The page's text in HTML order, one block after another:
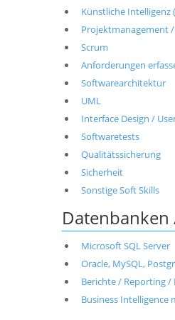
Künstliche Intelligenz
Projektmanagement
Scrum
Anforderungen
Softwarearchitektur
UML
Interface Design /
Softwaretests
Qualitätssicherung
Sicherheit
Sonstige Soft Skills
Microsoft SQL Server
Oracle, MySQL,
Berichte / Reporting
Business Intelligence